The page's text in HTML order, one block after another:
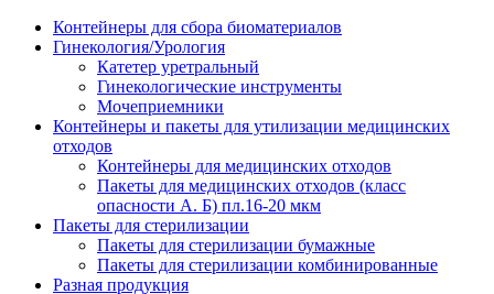
Контейнеры для сбора биоматериалов
Гинекология/Урология
Катетер уретральный
Гинекологические инструменты
Мочеприемники
Контейнеры и пакеты для утилизации медицинских
отходов
Контейнеры для медицинских отходов
Пакеты для медицинских отходов (класс
опасности А. Б) пл.16-20 мкм
Пакеты для стерилизации
Пакеты для стерилизации бумажные
Пакеты для стерилизации комбинированные
Разная продукция